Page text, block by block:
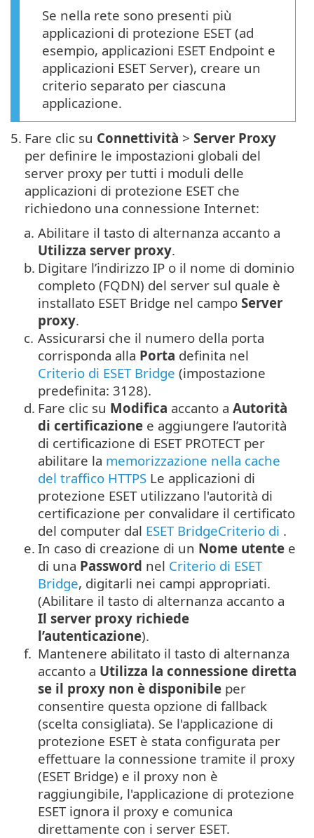
Se nella rete sono presenti più
applicazioni di protezione ESET (ad
esempio, applicazioni ESET Endpoint e
applicazioni ESET Server), creare un
criterio separato per ciascuna
applicazione.
5. Fare clic su Connettività > Server Proxy
per definire le impostazioni globali del
server proxy per tutti i moduli delle
applicazioni di protezione ESET che
richiedono una connessione Internet:
a. Abilitare il tasto di alternanza accanto a
Utilizza server proxy.
b. Digitare l’indirizzo IP o il nome di dominio
completo (FQDN) del server sul quale è
installato ESET Bridge nel campo Server
proxy.
c. Assicurarsi che il numero della porta
corrisponda alla Porta definita nel
Criterio di ESET Bridge (impostazione
predefinita: 3128).
d. Fare clic su Modifica accanto a Autorità
di certificazione e aggiungere l’autorità
di certificazione di ESET PROTECT per
abilitare la memorizzazione nella cache
del traffico HTTPS Le applicazioni di
protezione ESET utilizzano l'autorità di
certificazione per convalidare il certificato
del computer dal ESET BridgeCriterio di .
e. In caso di creazione di un Nome utente e
di una Password nel Criterio di ESET
Bridge, digitarli nei campi appropriati.
(Abilitare il tasto di alternanza accanto a
Il server proxy richiede
l’autenticazione).
f. Mantenere abilitato il tasto di alternanza
accanto a Utilizza la connessione diretta
se il proxy non è disponibile per
consentire questa opzione di fallback
(scelta consigliata). Se l'applicazione di
protezione ESET è stata configurata per
effettuare la connessione tramite il proxy
(ESET Bridge) e il proxy non è
raggiungibile, l'applicazione di protezione
ESET ignora il proxy e comunica
direttamente con i server ESET.